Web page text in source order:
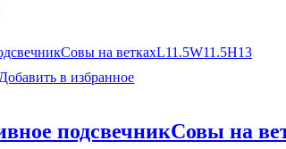
Добавить в избранное
подсвечникСовы на